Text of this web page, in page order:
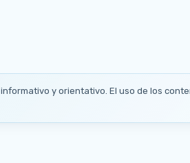
y orientativo. El uso de los